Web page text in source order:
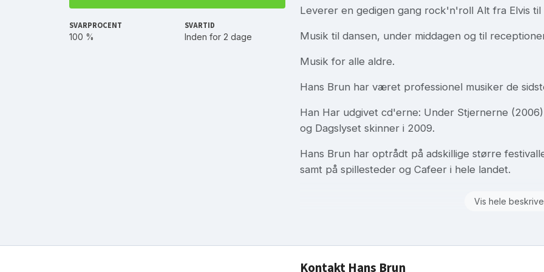
SVARPROCENT
100 %
SVARTID
Inden for 2 dage
Leverer en gedigen gang rock'n'roll Alt fra Elvis til
Musik til dansen, under middagen og til
Musik for alle aldre.
Hans Brun har været professionel musiker de
Han Har udgivet cd'erne: Under Stjernerne (2006)
og Dagslyset skinner i 2009.
Hans Brun har optrådt på adskillige større
samt på spillesteder og Cafeer i hele landet.
Vis hele
Kontakt Hans Brun